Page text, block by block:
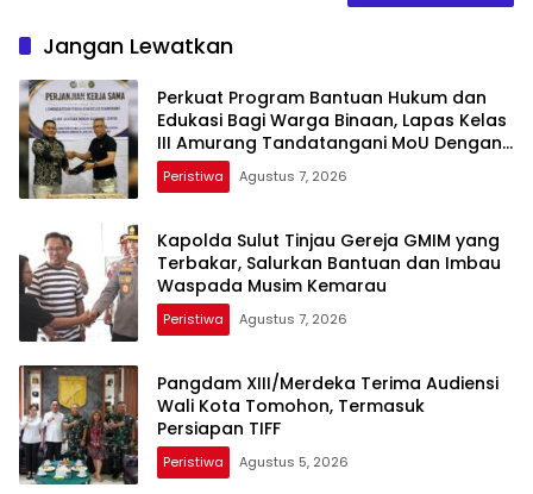
Jangan Lewatkan
Perkuat Program Bantuan Hukum dan
Edukasi Bagi Warga Binaan, Lapas Kelas
III Amurang Tandatangani MoU Dengan
LBH KASALANG CENTER
Peristiwa Agustus 7, 2026
Kapolda Sulut Tinjau Gereja GMIM yang
Terbakar, Salurkan Bantuan dan Imbau
Waspada Musim Kemarau
Peristiwa Agustus 7, 2026
Pangdam XIII/Merdeka Terima Audiensi
Wali Kota Tomohon, Termasuk
Persiapan TIFF
Peristiwa Agustus 5, 2026